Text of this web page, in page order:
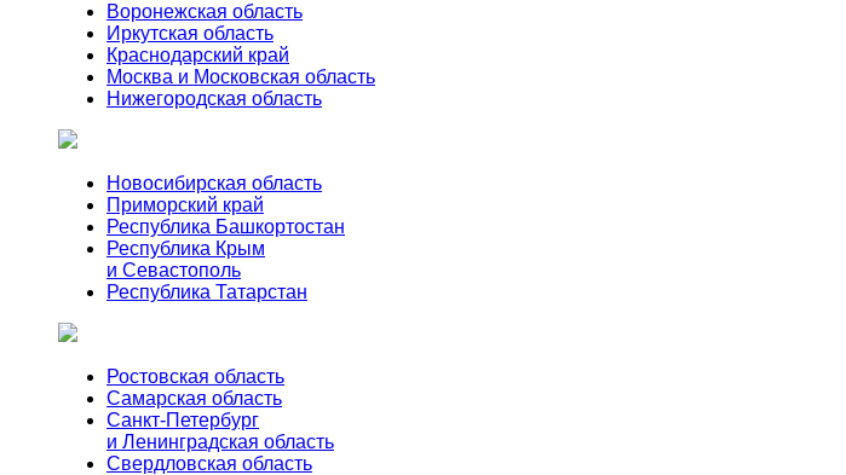
Воронежская область
Иркутская область
Краснодарский край
Москва и Московская область
Нижегородская область
Новосибирская область
Приморский край
Республика Башкортостан
Республика Крым
и Севастополь
Республика Татарстан
Ростовская область
Самарская область
Санкт-Петербург
и Ленинградская область
Свердловская область